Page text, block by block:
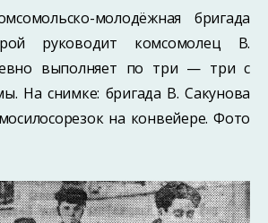
молодёжная бригада
руководит комсомолец В.
выполняет по три — три с
На снимке: бригада В. Сакунова
на конвейере. Фото